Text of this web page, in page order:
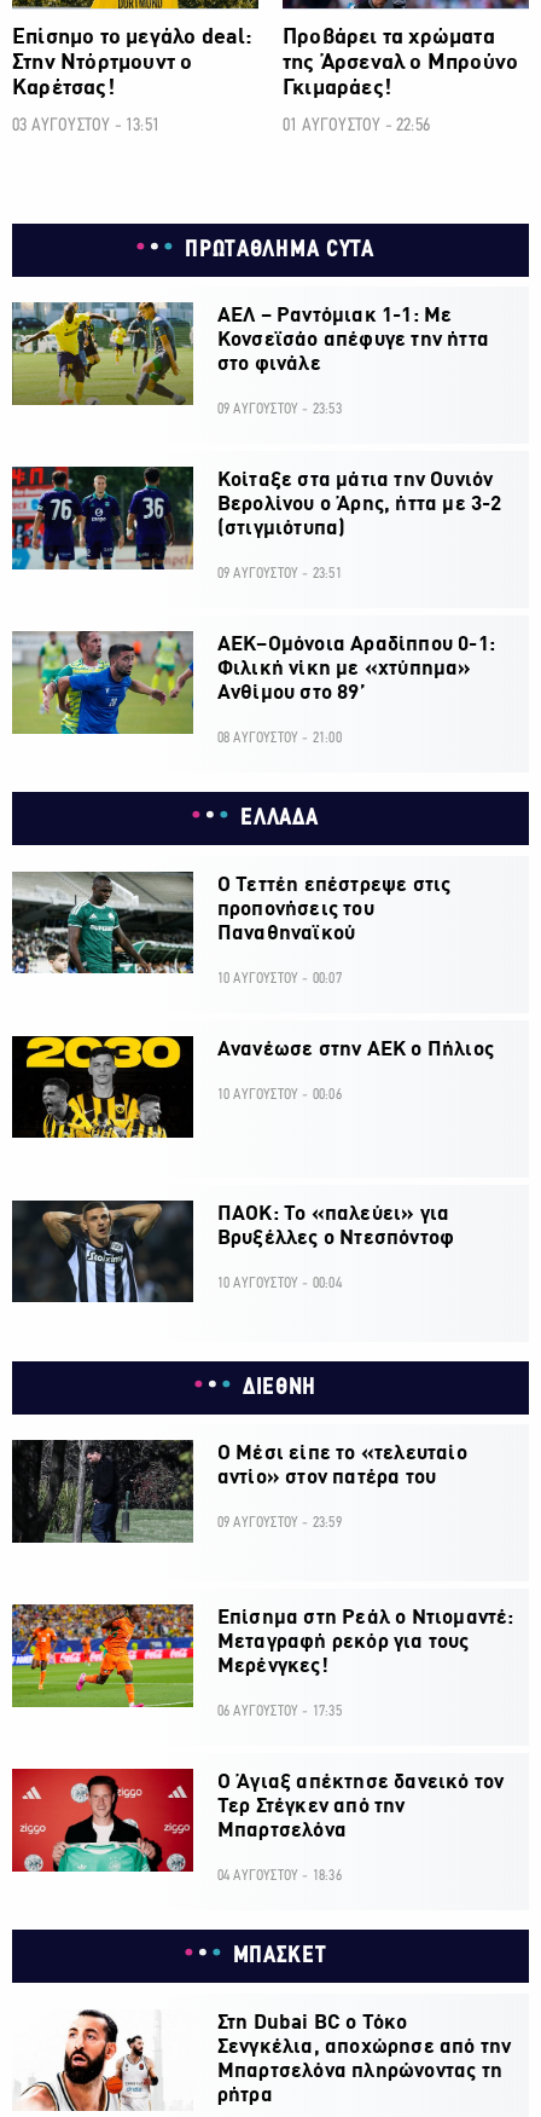
Επίσημο το μεγάλο deal:
Στην Ντόρτμουντ ο
Καρέτσας!
03 ΑΥΓΟΥΣΤΟΥ - 13:51
Προβάρει τα χρώματα
της Άρσεναλ ο Μπρούνο
Γκιμαράες!
01 ΑΥΓΟΥΣΤΟΥ - 22:56
ΠΡΩΤΑΘΛΗΜΑ CYTA
ΑΕΛ – Ραντόμιακ 1-1: Με
Κονσεϊσάο απέφυγε την ήττα
στο φινάλε
09 ΑΥΓΟΥΣΤΟΥ - 23:53
Κοίταξε στα μάτια την Ουνιόν
Βερολίνου ο Άρης, ήττα με 3-2
(στιγμιότυπα)
09 ΑΥΓΟΥΣΤΟΥ - 23:51
ΑΕΚ–Ομόνοια Αραδίππου 0-1:
Φιλική νίκη με «χτύπημα»
Ανθίμου στο 89’
08 ΑΥΓΟΥΣΤΟΥ - 21:00
ΕΛΛΑΔΑ
Ο Τεττέη επέστρεψε στις
προπονήσεις του
Παναθηναϊκού
10 ΑΥΓΟΥΣΤΟΥ - 00:07
Ανανέωσε στην ΑΕΚ ο Πήλιος
10 ΑΥΓΟΥΣΤΟΥ - 00:06
ΠΑΟΚ: Το «παλεύει» για
Βρυξέλλες ο Ντεσπόντοφ
10 ΑΥΓΟΥΣΤΟΥ - 00:04
ΔΙΕΘΝΗ
Ο Μέσι είπε το «τελευταίο
αντίο» στον πατέρα του
09 ΑΥΓΟΥΣΤΟΥ - 23:59
Επίσημα στη Ρεάλ ο Ντιομαντέ:
Μεταγραφή ρεκόρ για τους
Μερένγκες!
06 ΑΥΓΟΥΣΤΟΥ - 17:35
Ο Άγιαξ απέκτησε δανεικό τον
Τερ Στέγκεν από την
Μπαρτσελόνα
04 ΑΥΓΟΥΣΤΟΥ - 18:36
ΜΠΑΣΚΕΤ
Στη Dubai BC ο Τόκο
Σενγκέλια, αποχώρησε από την
Μπαρτσελόνα πληρώνοντας τη
ρήτρα